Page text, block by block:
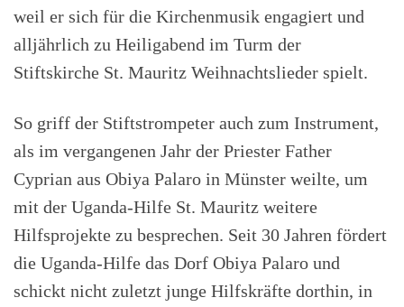
weil er sich für die Kirchenmusik engagiert und
alljährlich zu Heiligabend im Turm der
Stiftskirche St. Mauritz Weihnachtslieder spielt.
So griff der Stiftstrompeter auch zum Instrument,
als im vergangenen Jahr der Priester Father
Cyprian aus Obiya Palaro in Münster weilte, um
mit der Uganda-Hilfe St. Mauritz weitere
Hilfsprojekte zu besprechen. Seit 30 Jahren fördert
die Uganda-Hilfe das Dorf Obiya Palaro und
schickt nicht zuletzt junge Hilfskräfte dorthin, in